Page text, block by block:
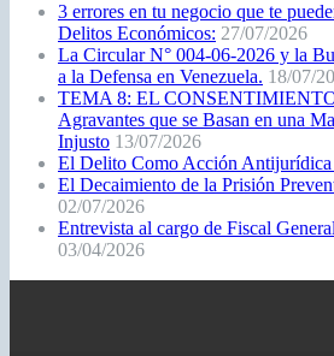
3 errores en tu negocio que te
Delitos Económicos: 27/07/2026
La Circular N° 004-06-2026 y la
a la Defensa en Venezuela. 18/07/
TEMA 8: EL
Agravantes que se Basan en una
Injusto 13/07/2026
El Delito Como Acción
El Decaimiento de la Prisión
02/07/2026
Entrevista al cargo de Fiscal
03/04/2026